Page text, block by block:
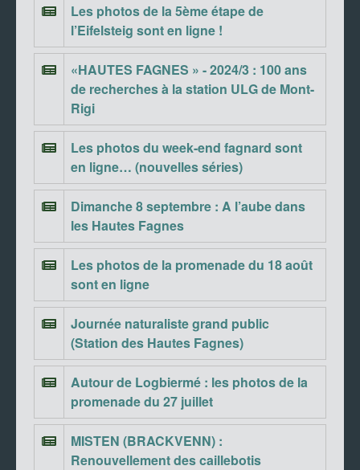
Les photos de la 5ème étape de
l’Eifelsteig sont en ligne !
«HAUTES FAGNES » - 2024/3 : 100 ans
de recherches à la station ULG de Mont-
Rigi
Les photos du week-end fagnard sont
en ligne… (nouvelles séries)
Dimanche 8 septembre : A l’aube dans
les Hautes Fagnes
Les photos de la promenade du 18 août
sont en ligne
Journée naturaliste grand public
(Station des Hautes Fagnes)
Autour de Logbiermé : les photos de la
promenade du 27 juillet
MISTEN (BRACKVENN) :
Renouvellement des caillebotis